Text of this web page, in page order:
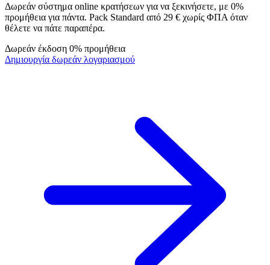
Δωρεάν σύστημα online κρατήσεων για να ξεκινήσετε, με 0%
προμήθεια για πάντα. Pack Standard από 29 € χωρίς ΦΠΑ όταν
θέλετε να πάτε παραπέρα.
Δωρεάν έκδοση 0% προμήθεια
Δημιουργία δωρεάν λογαριασμού